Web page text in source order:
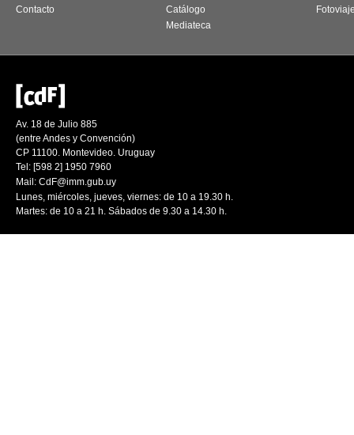
Contacto
Catálogo
Mediateca
Av. 18 de Julio 885
(entre Andes y Convención)
CP 11100. Montevideo. Uruguay
Tel: [598 2] 1950 7960
Mail: CdF@imm.gub.uy
Lunes, miércoles, jueves, viernes: de 10 a 19.30 h.
Martes: de 10 a 21 h. Sábados de 9.30 a 14.30 h.